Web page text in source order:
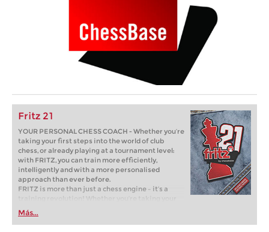
Fritz 21
YOUR PERSONAL CHESS COACH - Whether you’re
taking your first steps into the world of club
chess, or already playing at a tournament level:
with FRITZ, you can train more efficiently,
intelligently and with a more personalised
approach than ever before.
FRITZ is more than just a chess engine – it’s a
training revolution! Whether you’re taking your
first steps into the world of club chess, or already
playing at a tournament level: with FRITZ, you can
train more efficiently, intelligently and with a
Más...